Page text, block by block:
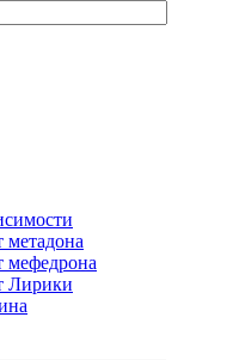
метадона
мефедрона
Лирики